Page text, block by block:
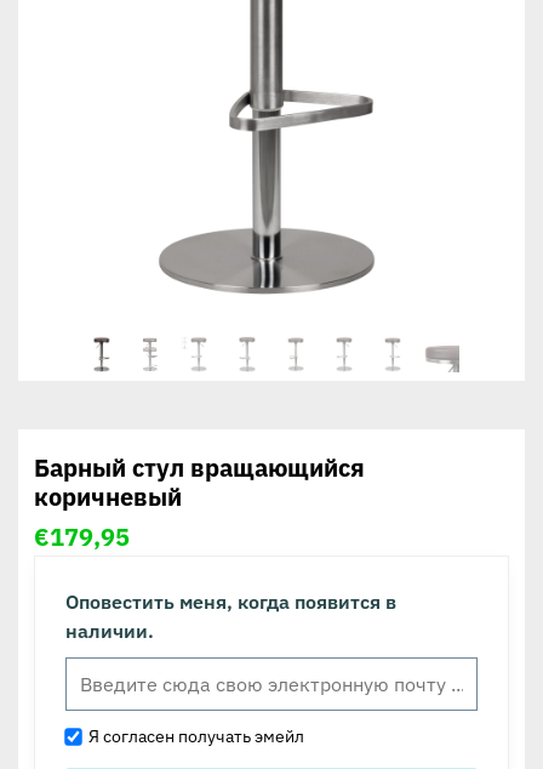
Барный стул вращающийся
коричневый
€179,95
Оповестить меня, когда появится в
наличии.
Я согласен получать эмейл